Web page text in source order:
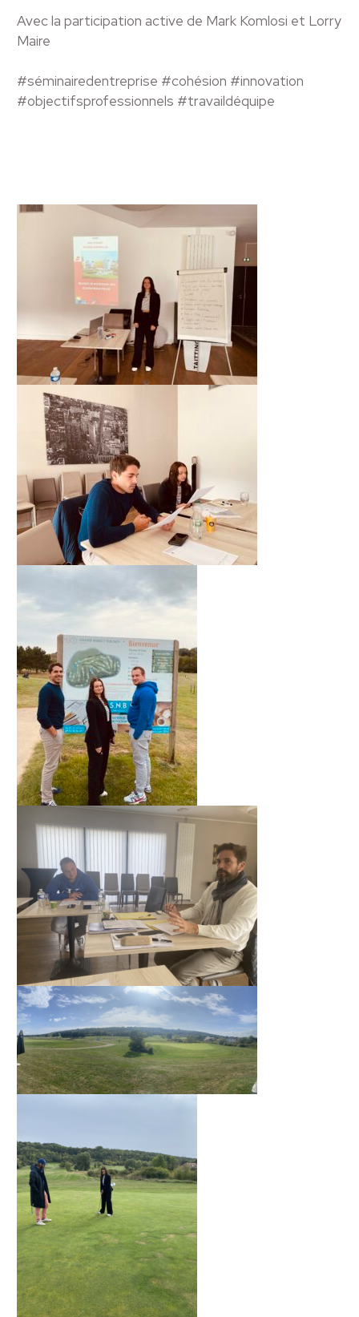
Avec la participation active de Mark Komlosi et Lorry
Maire
#séminairedentreprise #cohésion #innovation
#objectifsprofessionnels #travaildéquipe